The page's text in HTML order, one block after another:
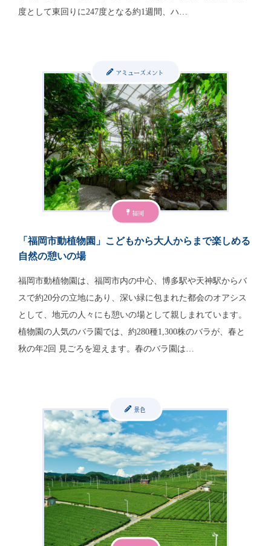
度として東回りに247度となる約1週間、ハ…
福岡
アミューズメント
「福岡市動植物園」こどもから大人からまで楽しめる
自然の憩いの場
福岡市動植物園は、福岡市内の中心、博多駅や天神駅からバ
スで約20分の立地にあり、深い緑に包まれた都会のオアシス
として、地元の人々にも憩いの場として親しまれています。
植物園の人気のバラ園では、約280種1,300株のバラが、春と
秋の年2回 見ごろを迎えます。春のバラ園は…
景色